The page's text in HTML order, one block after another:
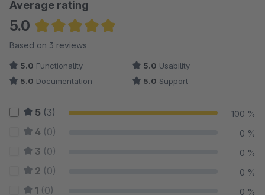
Average rating
5.0
Average rating of 5 out of 5 stars
Based on 3 reviews
5.0 Functionality 5.0 Usability
5.0 Documentation 5.0 Support
5 (3) 100 %
4 (0) 0 %
3 (0) 0 %
2 (0) 0 %
1 (0) 0 %